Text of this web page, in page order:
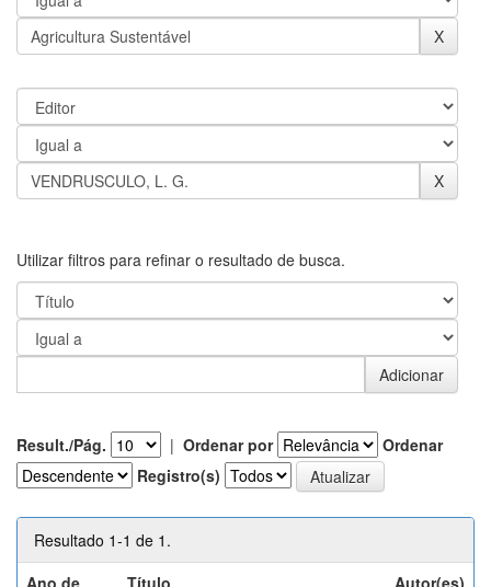
Utilizar filtros para refinar o resultado de busca.
Result./Pág. | Ordenar por
Ordenar
Registro(s)
Resultado 1-1 de 1.
Ano de
Título Autor(es)